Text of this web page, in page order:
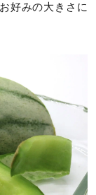
好みの大きさに